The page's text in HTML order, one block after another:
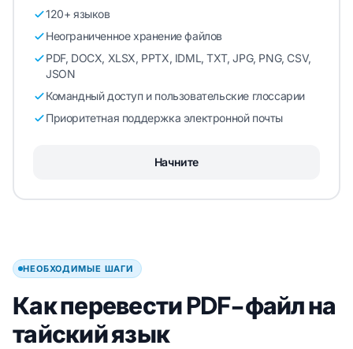
120+ языков
Неограниченное хранение файлов
PDF, DOCX, XLSX, PPTX, IDML, TXT, JPG, PNG, CSV,
JSON
Командный доступ и пользовательские глоссарии
Приоритетная поддержка электронной почты
Начните
НЕОБХОДИМЫЕ ШАГИ
Как перевести PDF-файл на
тайский язык